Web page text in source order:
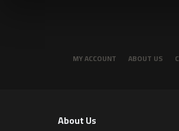
ABOUT US
MY ACCOUNT
About Us